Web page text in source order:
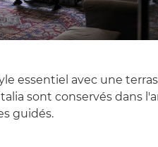
essentiel avec une
sont conservés dans
guidés.